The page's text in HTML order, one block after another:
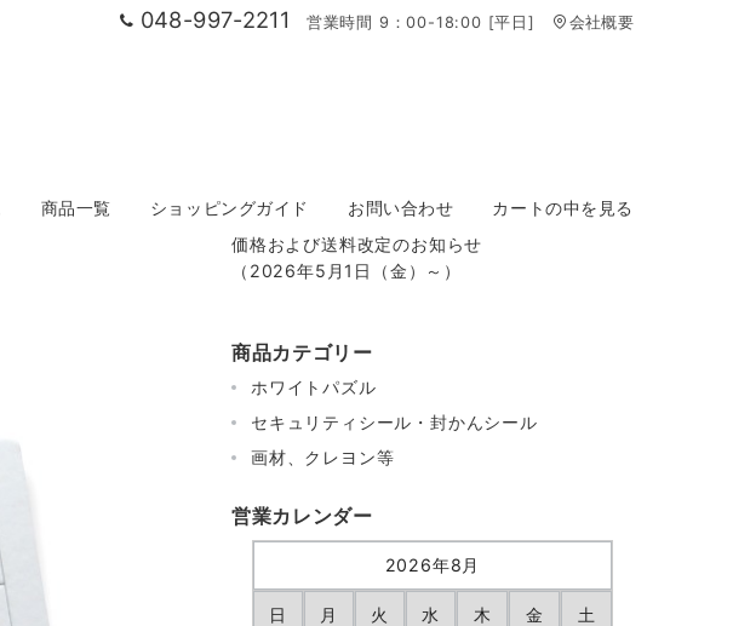
048-997-2211 営業時間 9：00-18:00 [平日] 会社概要
商品一覧 ショッピングガイド お問い合わせ カートの中を見る
価格および送料改定のお知らせ
（2026年5月1日（金）～）
商品カテゴリー
ホワイトパズル
セキュリティシール・封かんシール
画材、クレヨン等
営業カレンダー
2026年8月
日 月 火 水 木 金 土